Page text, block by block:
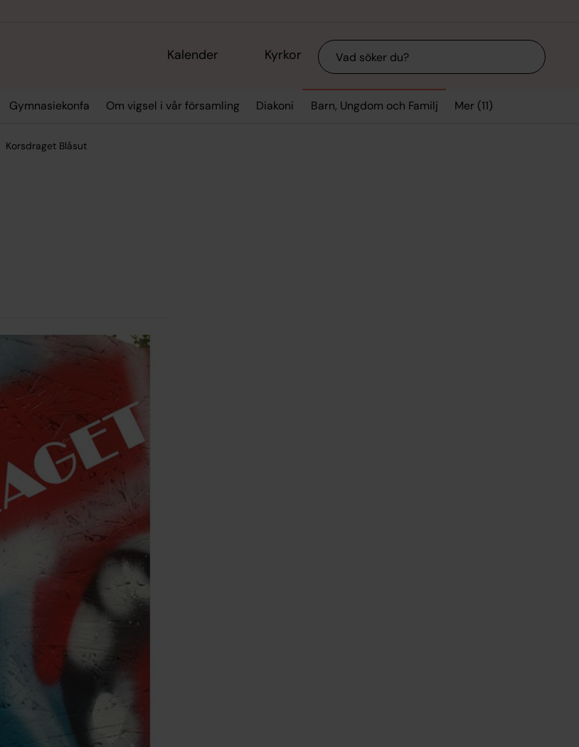
Kalender Kyrkor Sök
Gymnasiekonfa Om vigsel i vår församling Diakoni Barn, Ungdom och Familj Mer (11)
Korsdraget Blåsut